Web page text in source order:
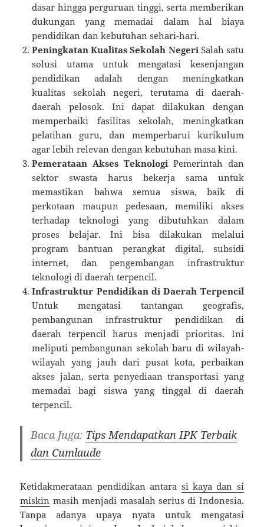
dasar hingga perguruan tinggi, serta memberikan
dukungan yang memadai dalam hal biaya
pendidikan dan kebutuhan sehari-hari.
Peningkatan Kualitas Sekolah Negeri Salah satu
solusi utama untuk mengatasi kesenjangan
pendidikan adalah dengan meningkatkan
kualitas sekolah negeri, terutama di daerah-
daerah pelosok. Ini dapat dilakukan dengan
memperbaiki fasilitas sekolah, meningkatkan
pelatihan guru, dan memperbarui kurikulum
agar lebih relevan dengan kebutuhan masa kini.
Pemerataan Akses Teknologi Pemerintah dan
sektor swasta harus bekerja sama untuk
memastikan bahwa semua siswa, baik di
perkotaan maupun pedesaan, memiliki akses
terhadap teknologi yang dibutuhkan dalam
proses belajar. Ini bisa dilakukan melalui
program bantuan perangkat digital, subsidi
internet, dan pengembangan infrastruktur
teknologi di daerah terpencil.
Infrastruktur Pendidikan di Daerah Terpencil
Untuk mengatasi tantangan geografis,
pembangunan infrastruktur pendidikan di
daerah terpencil harus menjadi prioritas. Ini
meliputi pembangunan sekolah baru di wilayah-
wilayah yang jauh dari pusat kota, perbaikan
akses jalan, serta penyediaan transportasi yang
memadai bagi siswa yang tinggal di daerah
terpencil.
Baca Juga: Tips Mendapatkan IPK Terbaik
dan Cumlaude
Ketidakmerataan pendidikan antara si kaya dan si
miskin masih menjadi masalah serius di Indonesia.
Tanpa adanya upaya nyata untuk mengatasi